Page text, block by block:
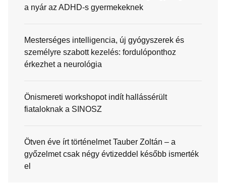
a nyár az ADHD-s gyermekeknek
Mesterséges intelligencia, új gyógyszerek és
személyre szabott kezelés: fordulóponthoz
érkezhet a neurológia
Önismereti workshopot indít hallássérült
fiataloknak a SINOSZ
Ötven éve írt történelmet Tauber Zoltán – a
győzelmet csak négy évtizeddel később ismerték
el